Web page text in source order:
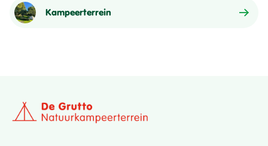
Kampeerterrein